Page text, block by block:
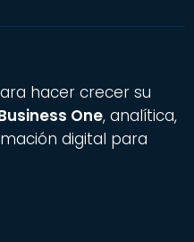
hacer crecer su
One, analítica,
digital para